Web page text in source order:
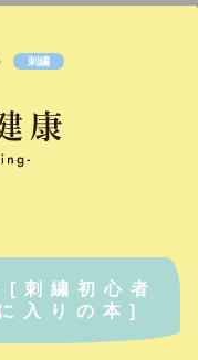
刺繍
[刺繍初心者
入りの本]